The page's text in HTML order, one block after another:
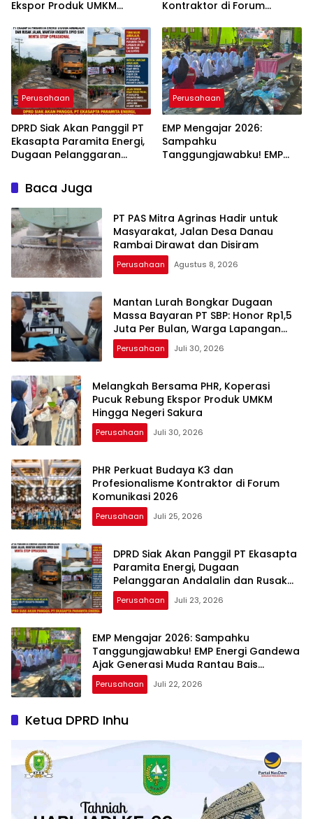
Ekspor Produk UMKM
Kontraktor di Forum
Perusahaan
DPRD Siak Akan Panggil PT
Ekasapta Paramita Energi,
Dugaan Pelanggaran
Kabupaten
Perusahaan
EMP Mengajar 2026:
Sampahku
Tanggungjawabku! EMP
Baca Juga
‎PT PAS Mitra Agrinas Hadir untuk
Masyarakat, Jalan Desa Danau
Rambai Dirawat dan Disiram
Perusahaan Agustus 8, 2026
Mantan Lurah Bongkar Dugaan
Massa Bayaran PT SBP: Honor Rp1,5
Juta Per Bulan, Warga Lapangan
Rp150 Ribu
Perusahaan Juli 30, 2026
Melangkah Bersama PHR, Koperasi
Pucuk Rebung Ekspor Produk UMKM
Hingga Negeri Sakura
Perusahaan Juli 30, 2026
PHR Perkuat Budaya K3 dan
Profesionalisme Kontraktor di Forum
Komunikasi 2026
Perusahaan Juli 25, 2026
DPRD Siak Akan Panggil PT Ekasapta
Paramita Energi, Dugaan
Pelanggaran Andalalin dan Rusak
Jalan Kabupaten
Perusahaan Juli 23, 2026
EMP Mengajar 2026: Sampahku
Tanggungjawabku! EMP Energi Gandewa
Ajak Generasi Muda Rantau Bais
Wujudkan Aksi Nyata Peduli Lingkungan
Perusahaan Juli 22, 2026
Ketua DPRD Inhu